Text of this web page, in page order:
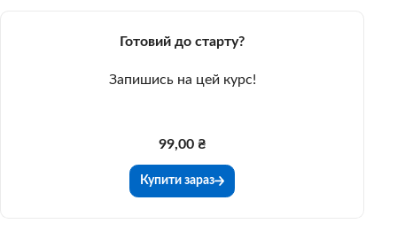
Готовий до старту?
Запишись на цей курс!
99,00 ₴
Купити зараз